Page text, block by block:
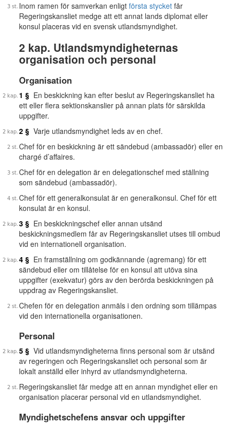
Inom ramen för samverkan enligt första stycket får
Regeringskansliet medge att ett annat lands diplomat eller
konsul placeras vid en svensk utlandsmyndighet.
2 kap. Utlandsmyndigheternas
organisation och personal
Organisation
1 § En beskickning kan efter beslut av Regeringskansliet ha
ett eller flera sektionskanslier på annan plats för särskilda
uppgifter.
2 § Varje utlandsmyndighet leds av en chef.
Chef för en beskickning är ett sändebud (ambassadör) eller en
chargé d’affaires.
Chef för en delegation är en delegationschef med ställning
som sändebud (ambassadör).
Chef för ett generalkonsulat är en generalkonsul. Chef för ett
konsulat är en konsul.
3 § En beskickningschef eller annan utsänd
beskickningsmedlem får av Regeringskansliet utses till ombud
vid en internationell organisation.
4 § En framställning om godkännande (agremang) för ett
sändebud eller om tillåtelse för en konsul att utöva sina
uppgifter (exekvatur) görs av den berörda beskickningen på
uppdrag av Regeringskansliet.
Chefen för en delegation anmäls i den ordning som tillämpas
vid den internationella organisationen.
Personal
5 § Vid utlandsmyndigheterna finns personal som är utsänd
av regeringen och Regeringskansliet och personal som är
lokalt anställd eller inhyrd av utlandsmyndigheterna.
Regeringskansliet får medge att en annan myndighet eller en
organisation placerar personal vid en utlandsmyndighet.
Myndighetschefens ansvar och uppgifter